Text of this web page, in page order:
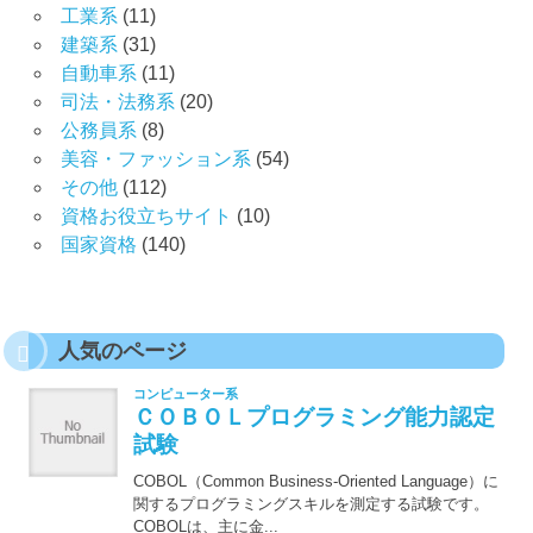
工業系 (11)
建築系 (31)
自動車系 (11)
司法・法務系 (20)
公務員系 (8)
美容・ファッション系 (54)
その他(112)
資格お役立ちサイト (10)
国家資格 (140)
人気のページ